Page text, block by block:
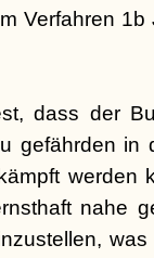
Verfahren
dass der
gefährden in
werden
nahe